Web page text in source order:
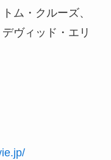
ム・クルーズ、
ヴィッド・エリ